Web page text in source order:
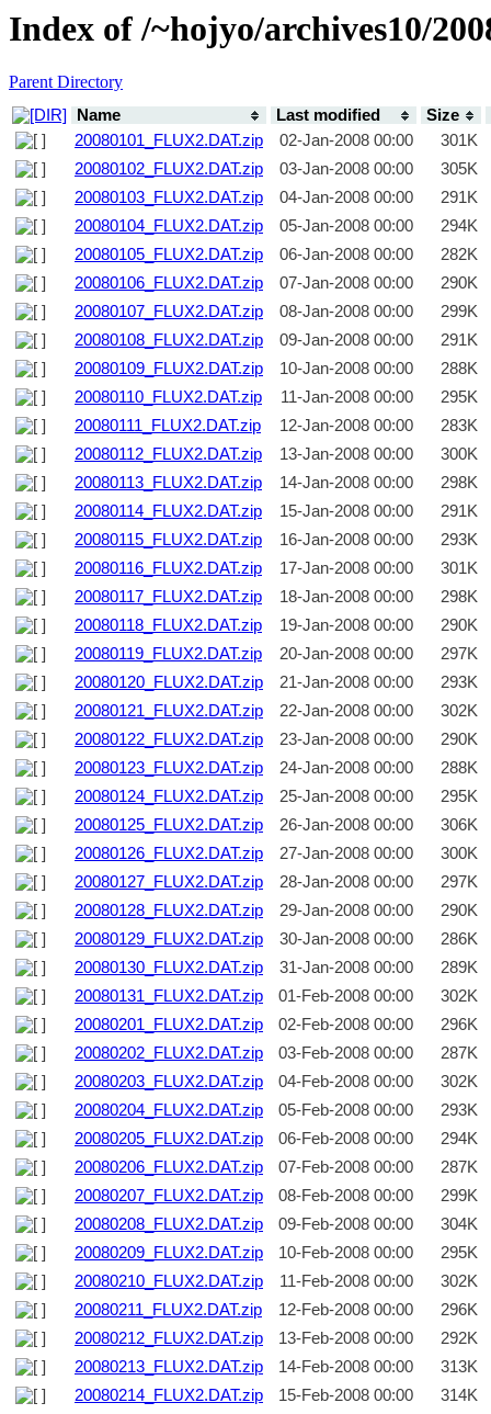
Index of /~hojyo/archives10/
Parent Directory
Name Last modified
Size
20080101_FLUX2.DAT.zip
02-Jan-2008 00:00
301K
20080102_FLUX2.DAT.zip
03-Jan-2008 00:00
305K
20080103_FLUX2.DAT.zip
04-Jan-2008 00:00
291K
20080104_FLUX2.DAT.zip
05-Jan-2008 00:00
294K
20080105_FLUX2.DAT.zip
06-Jan-2008 00:00
282K
20080106_FLUX2.DAT.zip
07-Jan-2008 00:00
290K
20080107_FLUX2.DAT.zip
08-Jan-2008 00:00
299K
20080108_FLUX2.DAT.zip
09-Jan-2008 00:00
291K
20080109_FLUX2.DAT.zip
10-Jan-2008 00:00
288K
20080110_FLUX2.DAT.zip
11-Jan-2008 00:00
295K
20080111_FLUX2.DAT.zip
12-Jan-2008 00:00
283K
20080112_FLUX2.DAT.zip
13-Jan-2008 00:00
300K
20080113_FLUX2.DAT.zip
14-Jan-2008 00:00
298K
20080114_FLUX2.DAT.zip
15-Jan-2008 00:00
291K
20080115_FLUX2.DAT.zip
16-Jan-2008 00:00
293K
20080116_FLUX2.DAT.zip
17-Jan-2008 00:00
301K
20080117_FLUX2.DAT.zip
18-Jan-2008 00:00
298K
20080118_FLUX2.DAT.zip
19-Jan-2008 00:00
290K
20080119_FLUX2.DAT.zip
20-Jan-2008 00:00
297K
20080120_FLUX2.DAT.zip
21-Jan-2008 00:00
293K
20080121_FLUX2.DAT.zip
22-Jan-2008 00:00
302K
20080122_FLUX2.DAT.zip
23-Jan-2008 00:00
290K
20080123_FLUX2.DAT.zip
24-Jan-2008 00:00
288K
20080124_FLUX2.DAT.zip
25-Jan-2008 00:00
295K
20080125_FLUX2.DAT.zip
26-Jan-2008 00:00
306K
20080126_FLUX2.DAT.zip
27-Jan-2008 00:00
300K
20080127_FLUX2.DAT.zip
28-Jan-2008 00:00
297K
20080128_FLUX2.DAT.zip
29-Jan-2008 00:00
290K
20080129_FLUX2.DAT.zip
30-Jan-2008 00:00
286K
20080130_FLUX2.DAT.zip
31-Jan-2008 00:00
289K
20080131_FLUX2.DAT.zip
01-Feb-2008 00:00
302K
20080201_FLUX2.DAT.zip
02-Feb-2008 00:00
296K
20080202_FLUX2.DAT.zip
03-Feb-2008 00:00
287K
20080203_FLUX2.DAT.zip
04-Feb-2008 00:00
302K
20080204_FLUX2.DAT.zip
05-Feb-2008 00:00
293K
20080205_FLUX2.DAT.zip
06-Feb-2008 00:00
294K
20080206_FLUX2.DAT.zip
07-Feb-2008 00:00
287K
20080207_FLUX2.DAT.zip
08-Feb-2008 00:00
299K
20080208_FLUX2.DAT.zip
09-Feb-2008 00:00
304K
20080209_FLUX2.DAT.zip
10-Feb-2008 00:00
295K
20080210_FLUX2.DAT.zip
11-Feb-2008 00:00
302K
20080211_FLUX2.DAT.zip
12-Feb-2008 00:00
296K
20080212_FLUX2.DAT.zip
13-Feb-2008 00:00
292K
20080213_FLUX2.DAT.zip
14-Feb-2008 00:00
313K
20080214_FLUX2.DAT.zip
15-Feb-2008 00:00
314K